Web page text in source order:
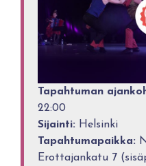
Tapahtuman
22:00
Sijainti: Helsinki
Tapahtumapaikka:
Erottajankatu 7